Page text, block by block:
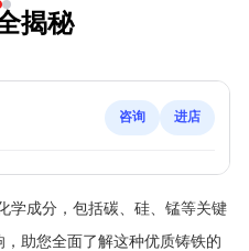
揭秘
咨询 进店
学成分，包括碳、硅、锰等关键
助您全面了解这种优质铸铁的